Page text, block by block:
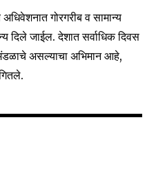
गोरगरीब व सामान्य
दिले जाईल. देशात सर्वाधिक दिवस
असल्याचा अभिमान आहे,